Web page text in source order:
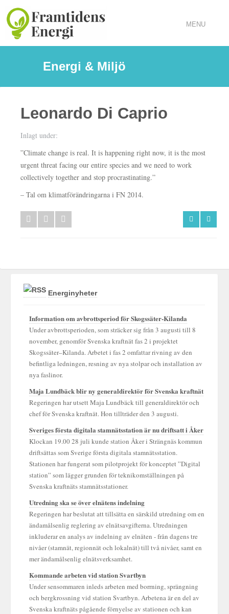
MENU
Energi & Miljö
Leonardo Di Caprio
Inlagt under:
”Climate change is real. It is happening right now, it is the most
urgent threat facing our entire species and we need to work
collectively together and stop procrastinating.”
– Tal om klimatförändringarna i FN 2014.
Energinyheter
Information om avbrottsperiod för Skogssäter-Kilanda
Under avbrottsperioden, som sträcker sig från 3 augusti till 8
november, genomför Svenska kraftnät fas 2 i projektet
Skogssäter–Kilanda. Arbetet i fas 2 omfattar rivning av den
befintliga ledningen, resning av nya stolpar och installation av
nya faslinor.
Maja Lundbäck blir ny generaldirektör för Svenska kraftnät
Regeringen har utsett Maja Lundbäck till generaldirektör och
chef för Svenska kraftnät. Hon tillträder den 3 augusti.
Sveriges första digitala stamnätsstation är nu driftsatt i Åker
Klockan 19.00 28 juli kunde station Åker i Strängnäs kommun
driftsättas som Sverige första digitala stamnätsstation.
Stationen har fungerat som pilotprojekt för konceptet ”Digital
station” som lägger grunden för teknikomställningen på
Svenska kraftnäts stamnätsstationer.
Utredning ska se över elnätens indelning
Regeringen har beslutat att tillsätta en särskild utredning om en
ändamålsenlig reglering av elnätsavgifterna. Utredningen
inkluderar en analys av indelning av elnäten - från dagens tre
nivåer (stamnät, regionnät och lokalnät) till två nivåer, samt en
mer ändamålsenlig elnätsverksamhet.
Kommande arbeten vid station Svartbyn
Under sensommaren inleds arbeten med borrning, sprängning
och bergkrossning vid station Svartbyn. Arbetena är en del av
Svenska kraftnäts pågående förnyelse av stationen och kan